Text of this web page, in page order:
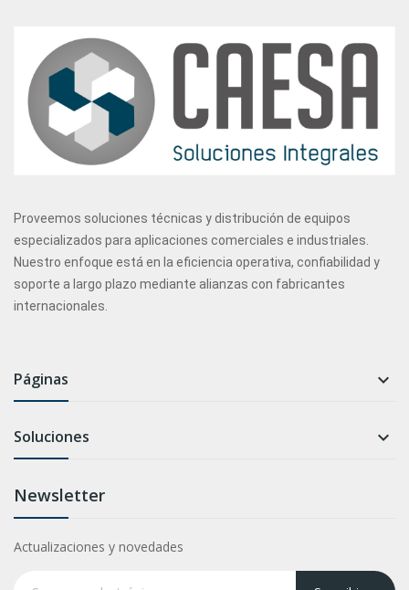
Proveemos soluciones técnicas y distribución de equipos
especializados para aplicaciones comerciales e industriales.
Nuestro enfoque está en la eficiencia operativa, confiabilidad y
soporte a largo plazo mediante alianzas con fabricantes
internacionales.
Páginas 
Soluciones 
Newsletter
Actualizaciones y novedades